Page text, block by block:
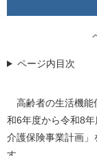
ページ内目次
高齢者の生活機能
和6年度から令和8
介護保険事業計画